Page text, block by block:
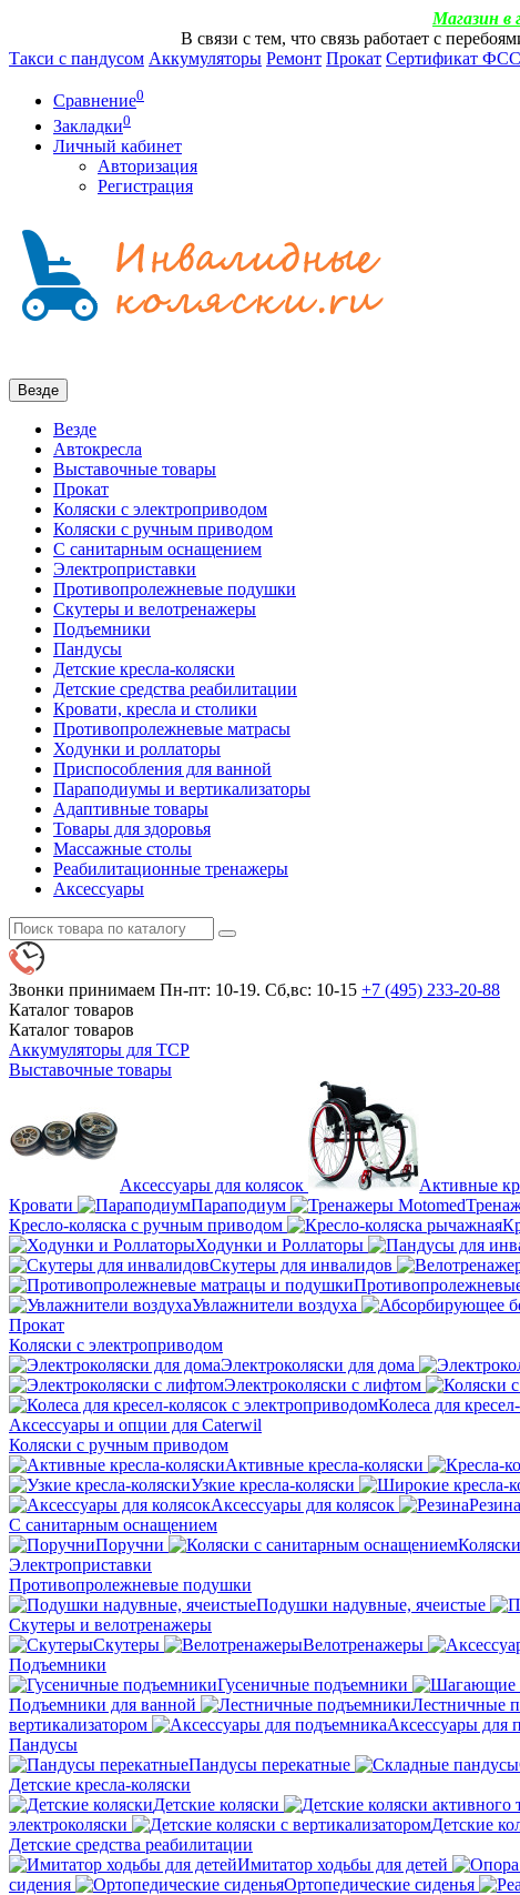
Магазин в
В связи с тем, что связь работает с
Такси с пандусом Аккумуляторы Ремонт Прокат Сертификат ФСС
Сравнение0
Закладки0
Личный кабинет
Авторизация
Регистрация
Везде
Везде
Автокресла
Выставочные товары
Прокат
Коляски с электроприводом
Коляски с ручным приводом
С санитарным оснащением
Электроприставки
Противопролежневые подушки
Скутеры и велотренажеры
Подъемники
Пандусы
Детские кресла-коляски
Детские средства реабилитации
Кровати, кресла и столики
Противопролежневые матрасы
Ходунки и роллаторы
Приспособления для ванной
Параподиумы и вертикализаторы
Адаптивные товары
Товары для здоровья
Массажные столы
Реабилитационные тренажеры
Аксессуары
Звонки принимаем Пн-пт: 10-19. Сб,вс: 10-15 +7 (495) 233-20-88
Каталог товаров
Каталог товаров
Аккумуляторы для ТСР
Выставочные товары
Аксессуары для колясок Активные
Кровати
Параподиум
Кресло-коляска с ручным приводом
Ходунки и Роллаторы
Скутеры для инвалидов
Увлажнители воздуха
Прокат
Коляски с электроприводом
Электроколяски для дома
Электроколяски с лифтом
Колеса для
Аксессуары и опции для Caterwil
Коляски с ручным приводом
Активные кресла-коляски
Узкие кресла-коляски
Аксессуары для колясок
Резина
С санитарным оснащением
Поручни
Электроприставки
Противопролежневые подушки
Подушки надувные, ячеистые
Скутеры и велотренажеры
Скутеры
Велотренажеры
Подъемники
Гусеничные подъемники
Подъемники для ванной
Лестничные
вертикализатором
Аксессуары для
Пандусы
Пандусы перекатные
Детские кресла-коляски
Детские коляски
электроколяски
Детские
Детские средства реабилитации
Имитатор ходьбы для детей
сидения
Ортопедические сиденья